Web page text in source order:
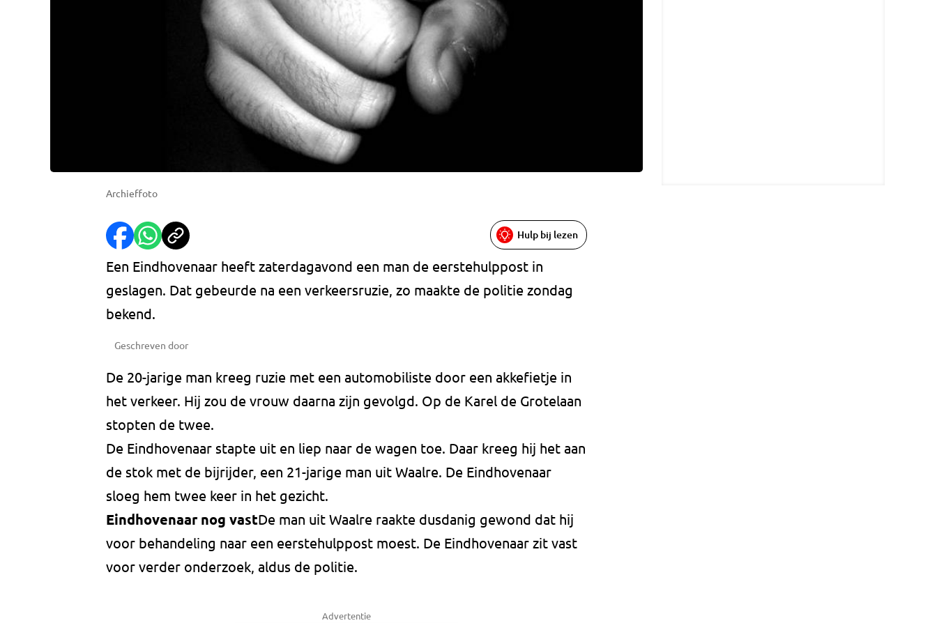
Archieffoto
Hulp bij lezen
Een Eindhovenaar heeft zaterdagavond een man de eerstehulppost in
geslagen. Dat gebeurde na een verkeersruzie, zo maakte de politie zondag
bekend.
Geschreven door
De 20-jarige man kreeg ruzie met een automobiliste door een akkefietje in
het verkeer. Hij zou de vrouw daarna zijn gevolgd. Op de Karel de Grotelaan
stopten de twee.
De Eindhovenaar stapte uit en liep naar de wagen toe. Daar kreeg hij het aan
de stok met de bijrijder, een 21-jarige man uit Waalre. De Eindhovenaar
sloeg hem twee keer in het gezicht.
Eindhovenaar nog vastDe man uit Waalre raakte dusdanig gewond dat hij
voor behandeling naar een eerstehulppost moest. De Eindhovenaar zit vast
voor verder onderzoek, aldus de politie.
Advertentie